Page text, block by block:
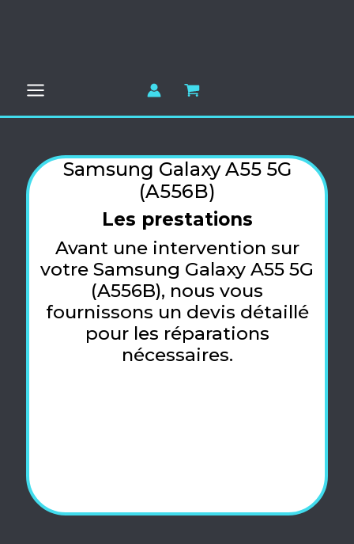
Samsung Galaxy A55 5G
(A556B)
Les prestations
Avant une intervention sur
votre Samsung Galaxy A55 5G
(A556B), nous vous
fournissons un devis détaillé
pour les réparations
nécessaires.